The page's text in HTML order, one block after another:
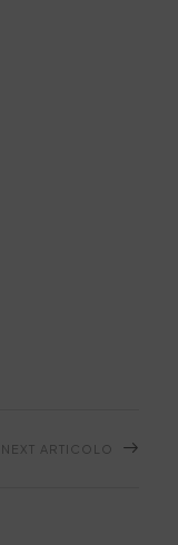
NEXT ARTICOLO